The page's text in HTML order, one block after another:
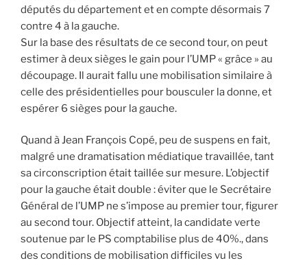
députés du département et en compte désormais 7
contre 4 à la gauche.
Sur la base des résultats de ce second tour, on peut
estimer à deux sièges le gain pour l’UMP « grâce » au
découpage. Il aurait fallu une mobilisation similaire à
celle des présidentielles pour bousculer la donne, et
espérer 6 sièges pour la gauche.
Quand à Jean François Copé, peu de suspens en fait,
malgré une dramatisation médiatique travaillée, tant
sa circonscription était taillée sur mesure. L’objectif
pour la gauche était double : éviter que le Secrétaire
Général de l’UMP ne s’impose au premier tour, figurer
au second tour. Objectif atteint, la candidate verte
soutenue par le PS comptabilise plus de 40%., dans
des conditions de mobilisation difficiles vu les